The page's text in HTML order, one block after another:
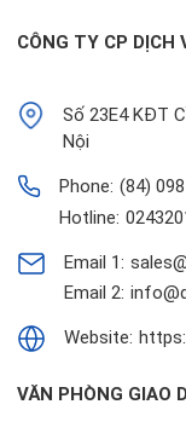
CÔNG TY CP DỊCH
Số 23E4 KĐT
Nội
Phone: (84)
Hotline:
Email 1:
Email 2:
Website:
VĂN PHÒNG GIAO